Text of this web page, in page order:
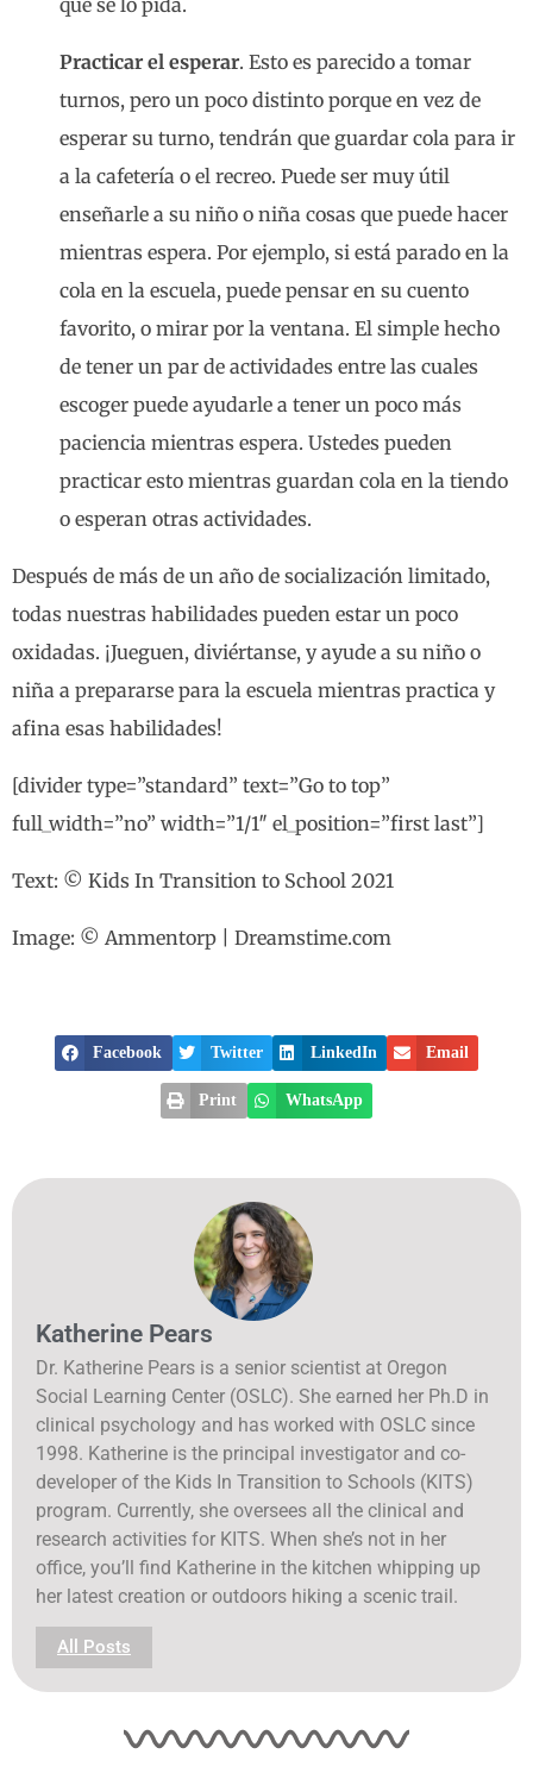
que se lo pida.
Practicar el esperar. Esto es parecido a tomar
turnos, pero un poco distinto porque en vez de
esperar su turno, tendrán que guardar cola para ir
a la cafetería o el recreo. Puede ser muy útil
enseñarle a su niño o niña cosas que puede hacer
mientras espera. Por ejemplo, si está parado en la
cola en la escuela, puede pensar en su cuento
favorito, o mirar por la ventana. El simple hecho
de tener un par de actividades entre las cuales
escoger puede ayudarle a tener un poco más
paciencia mientras espera. Ustedes pueden
practicar esto mientras guardan cola en la tiendo
o esperan otras actividades.
Después de más de un año de socialización limitado,
todas nuestras habilidades pueden estar un poco
oxidadas. ¡Jueguen, diviértanse, y ayude a su niño o
niña a prepararse para la escuela mientras practica y
afina esas habilidades!
[divider type=”standard” text=”Go to top”
full_width=”no” width=”1/1″ el_position=”first last”]
Text: © Kids In Transition to School 2021
Image: © Ammentorp | Dreamstime.com
Facebook Twitter LinkedIn Email
Print WhatsApp
Katherine Pears
Dr. Katherine Pears is a senior scientist at Oregon
Social Learning Center (OSLC). She earned her Ph.D in
clinical psychology and has worked with OSLC since
1998. Katherine is the principal investigator and co-
developer of the Kids In Transition to Schools (KITS)
program. Currently, she oversees all the clinical and
research activities for KITS. When she’s not in her
office, you’ll find Katherine in the kitchen whipping up
her latest creation or outdoors hiking a scenic trail.
All Posts